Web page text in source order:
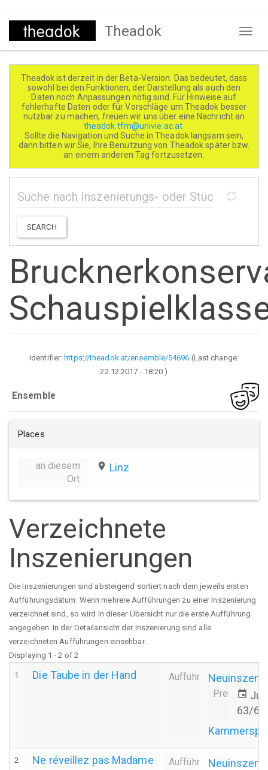
Direkt
Theadok
Theadok ist derzeit in der Beta-Version. Das bedeutet, dass
sowohl bei den Funktionen, der Darstellung als auch den
Daten noch Anpassungen nötig sind. Für Hinweise auf
fehlerhafte Daten oder für Vorschläge um Theadok besser
nutzbar zu machen, freuen wir uns über eine Nachricht an
theadok.tfm@univie.ac.at
Sollte die Navigation und Suche in Theadok langsam sein,
dann bitten wir Sie, Ihre Benutzung von Theadok später bzw.
an einem anderen Tag fortzusetzen.
SEARCH
Identifier:https://theadok.at/ensemble/54696 (Last change:
22.12.2017 - 18:20 )
Ensemble
Places
an diesem
Ort
place Linz
Verzeichnete
Inszenierungen
Die Inszenierungen sind absteigend sortiert nach dem jeweils ersten
Aufführungsdatum. Wenn mehrere Aufführungen zu einer Inszenierung
verzeichnet sind, so wird in dieser Übersicht nur die erste Aufführung
angegeben. In der Detailansicht der Inszenierung sind alle
verzeichneten Aufführungen einsehbar.
Displaying 1 - 2 of 2
1 Die Taube in der Hand Aufführung
Premiere
event
63/64
2 Ne réveillez pas Madame Aufführung